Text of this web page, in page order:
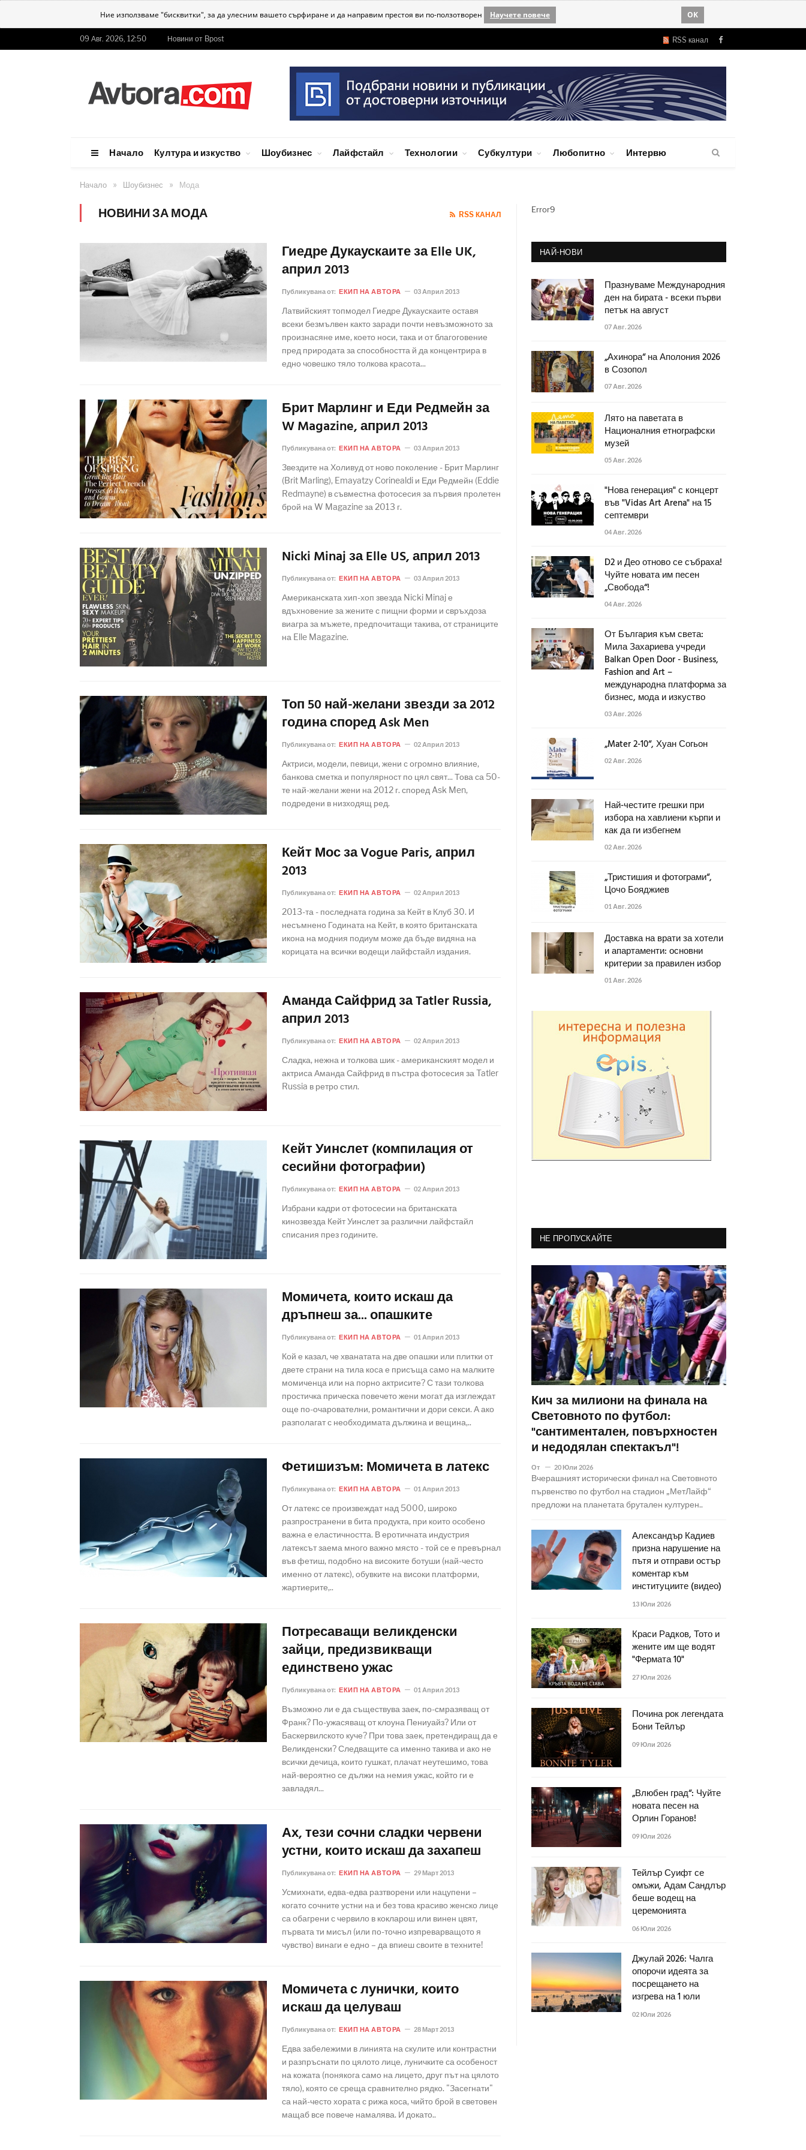
Ние използваме "бисквитки", за да улесним вашето сърфиране и да направим престоя ви по-ползотворен Научете повече OK
09 Авг. 2026, 12:50 Новини от Bpost RSS канал Facebook
Начало Култура и изкуство Шоубизнес Лайфстайл Технологии Субкултури Любопитно Интервю
Начало » Шоубизнес » Мода
НОВИНИ ЗА МОДА RSS КАНАЛ
Гиедре Дукаускаите за Elle UK,
април 2013
Публикувана от: ЕКИП НА АВТОРА 03 Април 2013
Латвийският топмодел Гиедре Дукаускаите оставя
всеки безмълвен както заради почти невъзможното за
произнасяне име, което носи, така и от благоговение
пред природата за способността й да концентрира в
едно човешко тяло толкова красота...
Брит Марлинг и Еди Редмейн за
W Magazine, април 2013
Публикувана от: ЕКИП НА АВТОРА 03 Април 2013
Звездите на Холивуд от ново поколение - Брит Марлинг
(Brit Marling), Emayatzy Corinealdi и Еди Редмейн (Eddie
Redmayne) в съвместна фотосесия за първия пролетен
брой на W Magazine за 2013 г.
Nicki Minaj за Elle US, април 2013
Публикувана от: ЕКИП НА АВТОРА 03 Април 2013
Американската хип-хоп звезда Nicki Minaj е
вдъхновение за жените с пищни форми и свръхдоза
виагра за мъжете, предпочитащи такива, от страниците
на Elle Magazine.
Топ 50 най-желани звезди за 2012
година според Ask Men
Публикувана от: ЕКИП НА АВТОРА 02 Април 2013
Актриси, модели, певици, жени с огромно влияние,
банкова сметка и популярност по цял свят... Това са 50-
те най-желани жени на 2012 г. според Ask Men,
подредени в низходящ ред.
Кейт Мос за Vogue Paris, април
2013
Публикувана от: ЕКИП НА АВТОРА 02 Април 2013
2013-та - последната година за Кейт в Клуб 30. И
несъмнено Годината на Кейт, в която британската
икона на модния подиум може да бъде видяна на
корицата на всички водещи лайфстайл издания.
Аманда Сайфрид за Tatler Russia,
април 2013
Публикувана от: ЕКИП НА АВТОРА 02 Април 2013
Сладка, нежна и толкова шик - американският модел и
актриса Аманда Сайфрид в пъстра фотосесия за Tatler
Russia в ретро стил.
Kейт Уинслет (компилация от
сесийни фотографии)
Публикувана от: ЕКИП НА АВТОРА 02 Април 2013
Избрани кадри от фотосесии на британската
кинозвезда Кейт Уинслет за различни лайфстайл
списания през годините.
Момичета, които искаш да
дръпнеш за... опашките
Публикувана от: ЕКИП НА АВТОРА 01 Април 2013
Кой е казал, че хванатата на две опашки или плитки от
двете страни на тила коса е присъща само на малките
момиченца или на порно актрисите? С тази толкова
простичка прическа повечето жени могат да изглеждат
още по-очарователни, романтични и дори секси. А ако
разполагат с необходимата дължина и вещина,..
Фетишизъм: Момичета в латекс
Публикувана от: ЕКИП НА АВТОРА 01 Април 2013
От латекс се произвеждат над 5000, широко
разпространени в бита продукта, при които особено
важна е еластичността. В еротичната индустрия
латексът заема много важно място - той се е превърнал
във фетиш, подобно на високите ботуши (най-често
именно от латекс), обувките на високи платформи,
жартиерите,..
Потресаващи великденски
зайци, предизвикващи
единствено ужас
Публикувана от: ЕКИП НА АВТОРА 01 Април 2013
Възможно ли е да съществува заек, по-смразяващ от
Франк? По-ужасяващ от клоуна Пениуайз? Или от
Баскервилското куче? При това заек, претендиращ да е
Великденски? Следващите са именно такива и ако не
всички дечица, които гушкат, плачат неутешимо, това
най-вероятно се дължи на немия ужас, който ги е
завладял...
Ах, тези сочни сладки червени
устни, които искаш да захапеш
Публикувана от: ЕКИП НА АВТОРА 29 Март 2013
Усмихнати, едва-едва разтворени или нацупени –
когато сочните устни на и без това красиво женско лице
са обагрени с червило в кокларош или винен цвят,
първата ти мисъл (или по-точно изпреварващото я
чувство) винаги е едно – да впиеш своите в техните!
Момичета с лунички, които
искаш да целуваш
Публикувана от: ЕКИП НА АВТОРА 28 Март 2013
Едва забележими в линията на скулите или контрастни
и разпръснати по цялото лице, луничките са особеност
на кожата (понякога само на лицето, друг път на цялото
тяло), която се среща сравнително рядко. "Засегнати"
са най-често хората с рижа коса, чийто брой в световен
мащаб все повече намалява. И докато..
Error9
НАЙ-НОВИ
Празнуваме Международния
ден на бирата - всеки първи
петък на август
07 Авг. 2026
„Ахинора“ на Аполония 2026
в Созопол
07 Авг. 2026
Лято на паветата в
Националния етнографски
музей
05 Авг. 2026
"Нова генерация" с концерт
във "Vidas Art Arena" на 15
септември
04 Авг. 2026
D2 и Део отново се събраха!
Чуйте новата им песен
„Свобода“!
04 Авг. 2026
От България към света:
Мила Захариева учреди
Balkan Open Door - Business,
Fashion and Art –
международна платформа за
бизнес, мода и изкуство
03 Авг. 2026
„Mater 2-10“, Хуан Согьон
02 Авг. 2026
Най-честите грешки при
избора на хавлиени кърпи и
как да ги избегнем
02 Авг. 2026
„Тристишия и фотограми“,
Цочо Бояджиев
01 Авг. 2026
Доставка на врати за хотели
и апартаменти: основни
критерии за правилен избор
01 Авг. 2026
НЕ ПРОПУСКАЙТЕ
Кич за милиони на финала на
Световното по футбол:
"сантиментален, повърхностен
и недодялан спектакъл"!
От 20 Юли 2026
Вчерашният исторически финал на Световното
първенство по футбол на стадион „МетЛайф“
предложи на планетата брутален културен..
Александър Кадиев
призна нарушение на
пътя и отправи остър
коментар към
институциите (видео)
13 Юли 2026
Краси Радков, Тото и
жените им ще водят
"Фермата 10"
27 Юли 2026
Почина рок легендата
Бони Тейлър
09 Юли 2026
„Влюбен град“: Чуйте
новата песен на
Орлин Горанов!
09 Юли 2026
Тейлър Суифт се
омъжи, Адам Сандлър
беше водещ на
церемонията
06 Юли 2026
Джулай 2026: Чалга
опорочи идеята за
посрещането на
изгрева на 1 юли
02 Юли 2026